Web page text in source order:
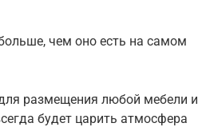
чем оно есть на самом
размещения любой мебели и
будет царить атмосфера